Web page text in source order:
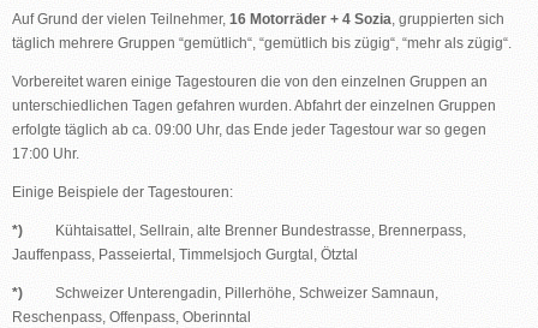
Auf Grund der vielen Teilnehmer, 16 Motorräder + 4 Sozia, gruppierten sich
täglich mehrere Gruppen “gemütlich“, “gemütlich bis zügig“, “mehr als zügig“.
Vorbereitet waren einige Tagestouren die von den einzelnen Gruppen an
unterschiedlichen Tagen gefahren wurden. Abfahrt der einzelnen Gruppen
erfolgte täglich ab ca. 09:00 Uhr, das Ende jeder Tagestour war so gegen
17:00 Uhr.
Einige Beispiele der Tagestouren:
*) Kühtaisattel, Sellrain, alte Brenner Bundestrasse, Brennerpass,
Jauffenpass, Passeiertal, Timmelsjoch Gurgtal, Ötztal
*) Schweizer Unterengadin, Pillerhöhe, Schweizer Samnaun,
Reschenpass, Offenpass, Oberinntal